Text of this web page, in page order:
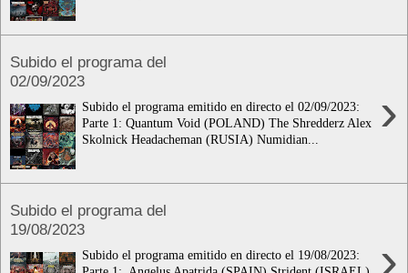
Subido el programa del
02/09/2023
›
Subido el programa emitido en directo el 02/09/2023:
Parte 1: Quantum Void (POLAND) The Shredderz Alex
Skolnick Headacheman (RUSIA) Numidian...
Subido el programa del
19/08/2023
Subido el programa emitido en directo el 19/08/2023: